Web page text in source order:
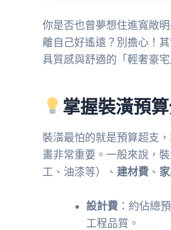
你是否也曾夢想住進寬敞
離自己好遙遠？別擔心！
具質感與舒適的「輕奢豪
掌握裝潢預
裝潢最怕的就是預算超支
畫非常重要。一般來說，
工、油漆等）、 建材費 、
設計費 ：約佔總
工程品質。